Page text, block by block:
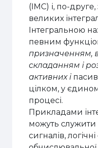
(ІМС) і, по-
великих
Інтегральною
певним
призначенням,
складанням і
активних і
цілком, у
процесі.
Прикладами
можуть служити
сигналів,